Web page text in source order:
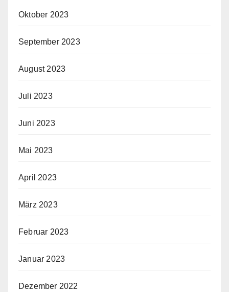
Oktober 2023
September 2023
August 2023
Juli 2023
Juni 2023
Mai 2023
April 2023
März 2023
Februar 2023
Januar 2023
Dezember 2022